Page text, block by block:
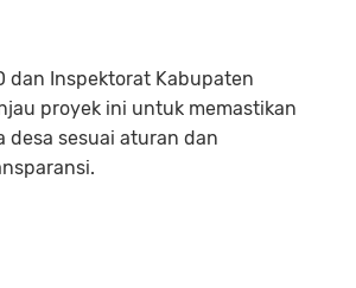
dan Inspektorat Kabupaten
proyek ini untuk memastikan
desa sesuai aturan dan